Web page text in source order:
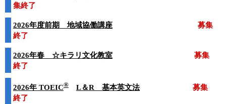
集終了
2026年度前期 地域協働講座
募集
終了
2026年春 ☆キラリ文化教室
募集
終了
2026年 TOEIC® L＆R 基本英文法募集
終了